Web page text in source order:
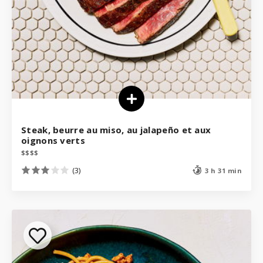
Steak, beurre au miso, au jalapeño et aux
oignons verts
$$$$
(3) 3 h 31 min